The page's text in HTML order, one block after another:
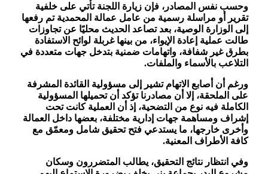
وحسب نفس المصادر، فإن زيارة اللجنة تأتي على خلفية
تقرير أو مراسلة رسمية من عامل عمالة المحمدية تم رفعها
إلى الوزارة الوصية، بعد تصاعد الحديث محليًا عن تجاوزات
طالت عملية إعادة الإيواء، من بينها غربلة لوائح الاستفادة
بطرق غير شفافة، واتهامات ضمنية بتدخل جهات متعددة في
التلاعب بالأسماء والملفات.
ورغم أن أصابع الاتهام تشير إلى مسؤولية القائدة المشرفة
على الملحقة، إلا أن مصادرنا تؤكد أن تحميلها المسؤولية
الكاملة فيه نوع من التضحية، إذ أن العملية كانت تحت
إشراف ومساهمة جهات إدارية مختلفة، بعضها داخل العمالة
وأخرى خارجها، ما يستدعي فتح تحقيق شامل ومعمّق مع
كافة الأطراف المعنية.
وفي انتظار نتائج التحقيق، يطالب المتضررون وسكان